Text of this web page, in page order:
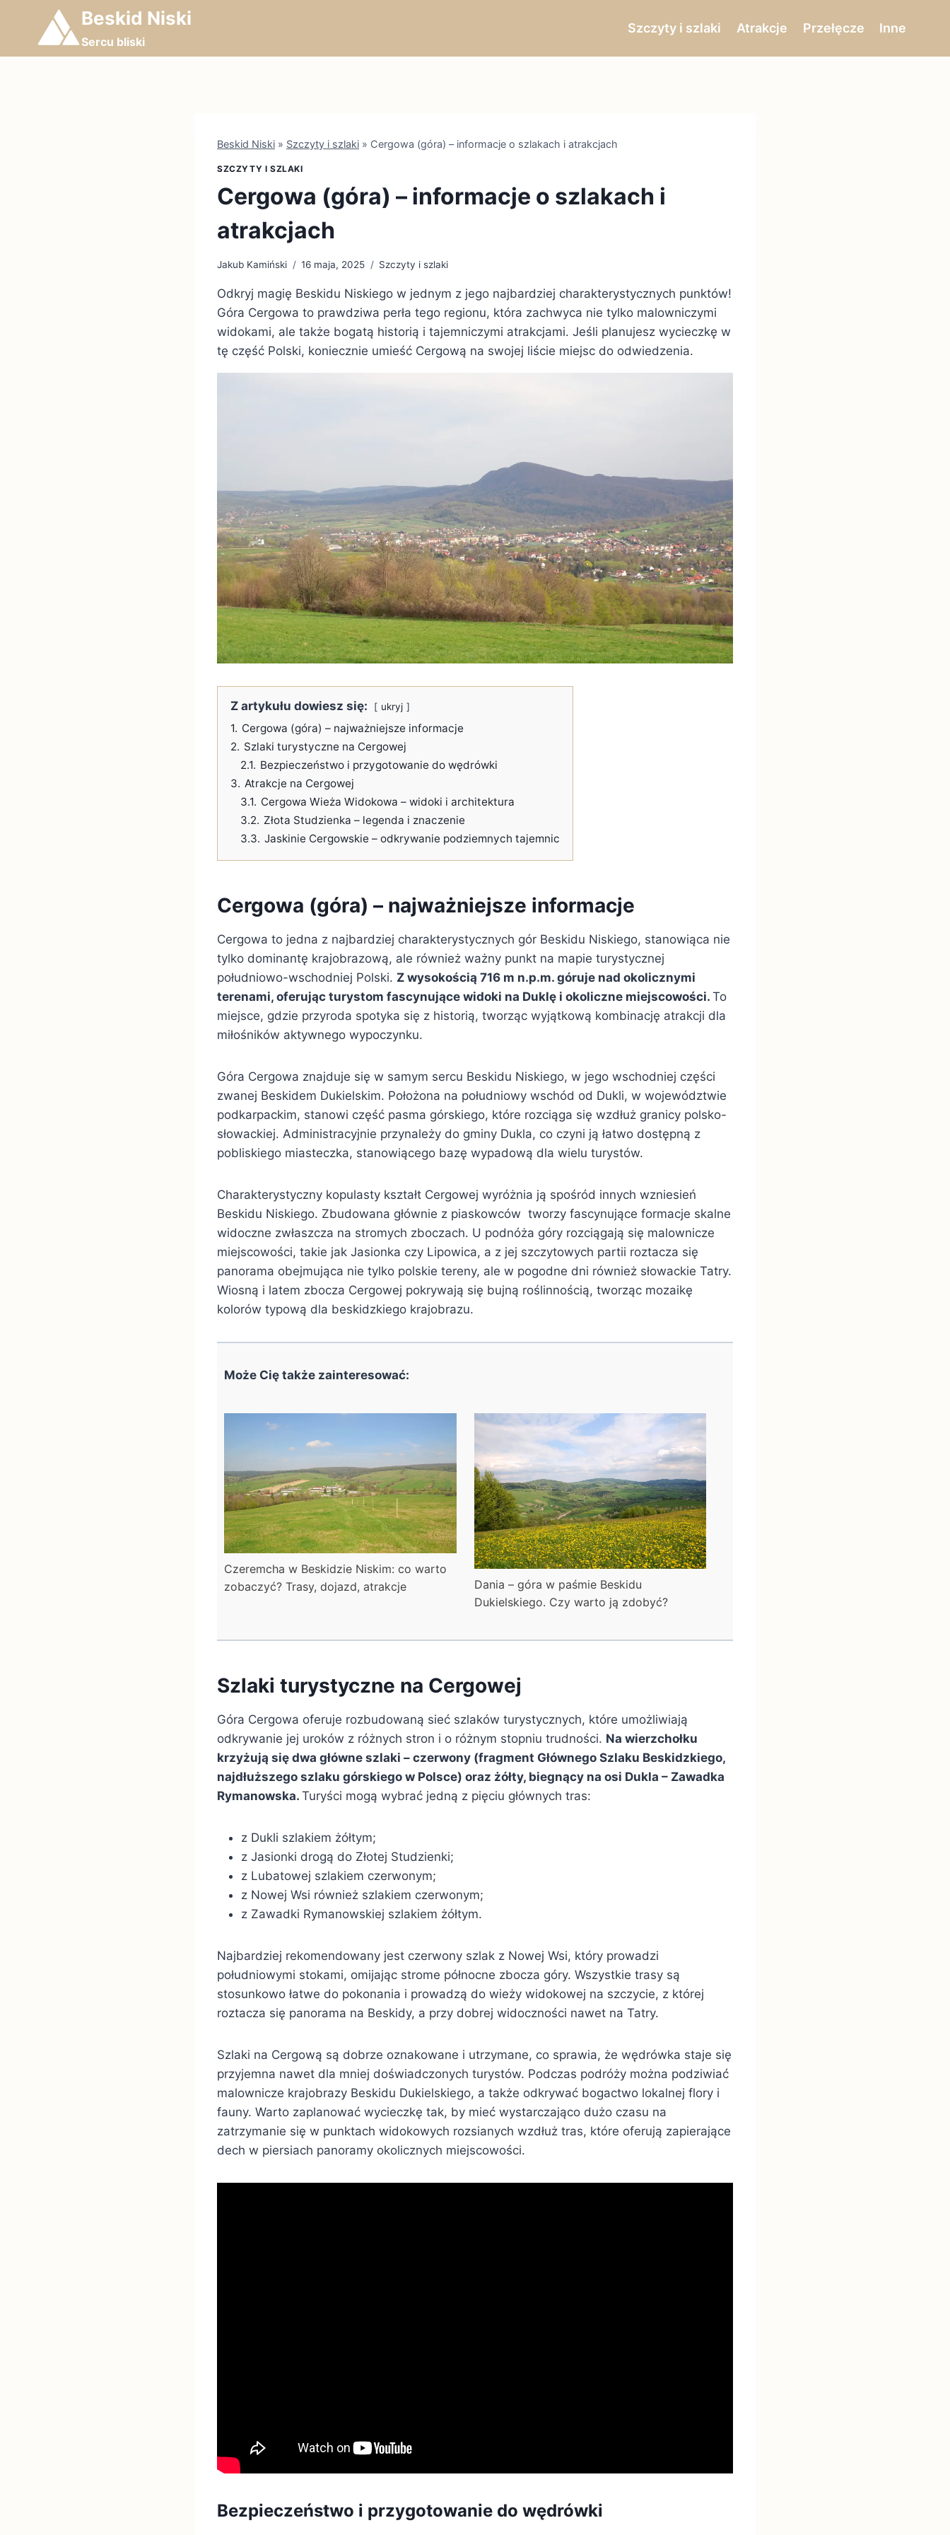
Beskid Niski
Sercu bliski
Szczyty i szlaki Atrakcje Przełęcze Inne
Beskid Niski » Szczyty i szlaki » Cergowa (góra) – informacje o szlakach i atrakcjach
SZCZYTY I SZLAKI
Cergowa (góra) – informacje o szlakach i
atrakcjach
Jakub Kamiński 16 maja, 2025 Szczyty i szlaki
Odkryj magię Beskidu Niskiego w jednym z jego najbardziej charakterystycznych punktów!
Góra Cergowa to prawdziwa perła tego regionu, która zachwyca nie tylko malowniczymi
widokami, ale także bogatą historią i tajemniczymi atrakcjami. Jeśli planujesz wycieczkę w
tę część Polski, koniecznie umieść Cergową na swojej liście miejsc do odwiedzenia.
Z artykułu dowiesz się: ukryj
1. Cergowa (góra) – najważniejsze informacje
2. Szlaki turystyczne na Cergowej
2.1. Bezpieczeństwo i przygotowanie do wędrówki
3. Atrakcje na Cergowej
3.1. Cergowa Wieża Widokowa – widoki i architektura
3.2. Złota Studzienka – legenda i znaczenie
3.3. Jaskinie Cergowskie – odkrywanie podziemnych tajemnic
Cergowa (góra) – najważniejsze informacje
Cergowa to jedna z najbardziej charakterystycznych gór Beskidu Niskiego, stanowiąca nie
tylko dominantę krajobrazową, ale również ważny punkt na mapie turystycznej
południowo-wschodniej Polski. Z wysokością 716 m n.p.m. góruje nad okolicznymi
terenami, oferując turystom fascynujące widoki na Duklę i okoliczne miejscowości. To
miejsce, gdzie przyroda spotyka się z historią, tworząc wyjątkową kombinację atrakcji dla
miłośników aktywnego wypoczynku.
Góra Cergowa znajduje się w samym sercu Beskidu Niskiego, w jego wschodniej części
zwanej Beskidem Dukielskim. Położona na południowy wschód od Dukli, w województwie
podkarpackim, stanowi część pasma górskiego, które rozciąga się wzdłuż granicy polsko-
słowackiej. Administracyjnie przynależy do gminy Dukla, co czyni ją łatwo dostępną z
pobliskiego miasteczka, stanowiącego bazę wypadową dla wielu turystów.
Charakterystyczny kopulasty kształt Cergowej wyróżnia ją spośród innych wzniesień
Beskidu Niskiego. Zbudowana głównie z piaskowców tworzy fascynujące formacje skalne
widoczne zwłaszcza na stromych zboczach. U podnóża góry rozciągają się malownicze
miejscowości, takie jak Jasionka czy Lipowica, a z jej szczytowych partii roztacza się
panorama obejmująca nie tylko polskie tereny, ale w pogodne dni również słowackie Tatry.
Wiosną i latem zbocza Cergowej pokrywają się bujną roślinnością, tworząc mozaikę
kolorów typową dla beskidzkiego krajobrazu.
Może Cię także zainteresować:
Czeremcha w Beskidzie Niskim: co warto
zobaczyć? Trasy, dojazd, atrakcje
Dania – góra w paśmie Beskidu
Dukielskiego. Czy warto ją zdobyć?
Szlaki turystyczne na Cergowej
Góra Cergowa oferuje rozbudowaną sieć szlaków turystycznych, które umożliwiają
odkrywanie jej uroków z różnych stron i o różnym stopniu trudności. Na wierzchołku
krzyżują się dwa główne szlaki – czerwony (fragment Głównego Szlaku Beskidzkiego,
najdłuższego szlaku górskiego w Polsce) oraz żółty, biegnący na osi Dukla – Zawadka
Rymanowska. Turyści mogą wybrać jedną z pięciu głównych tras:
z Dukli szlakiem żółtym;
z Jasionki drogą do Złotej Studzienki;
z Lubatowej szlakiem czerwonym;
z Nowej Wsi również szlakiem czerwonym;
z Zawadki Rymanowskiej szlakiem żółtym.
Najbardziej rekomendowany jest czerwony szlak z Nowej Wsi, który prowadzi
południowymi stokami, omijając strome północne zbocza góry. Wszystkie trasy są
stosunkowo łatwe do pokonania i prowadzą do wieży widokowej na szczycie, z której
roztacza się panorama na Beskidy, a przy dobrej widoczności nawet na Tatry.
Szlaki na Cergową są dobrze oznakowane i utrzymane, co sprawia, że wędrówka staje się
przyjemna nawet dla mniej doświadczonych turystów. Podczas podróży można podziwiać
malownicze krajobrazy Beskidu Dukielskiego, a także odkrywać bogactwo lokalnej flory i
fauny. Warto zaplanować wycieczkę tak, by mieć wystarczająco dużo czasu na
zatrzymanie się w punktach widokowych rozsianych wzdłuż tras, które oferują zapierające
dech w piersiach panoramy okolicznych miejscowości.
Bezpieczeństwo i przygotowanie do wędrówki